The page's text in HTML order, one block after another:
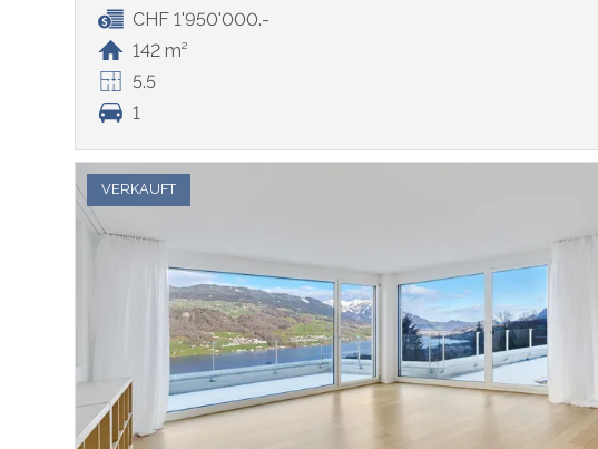
CHF 1'950'000.-
142 m²
5.5
1
VERKAUFT